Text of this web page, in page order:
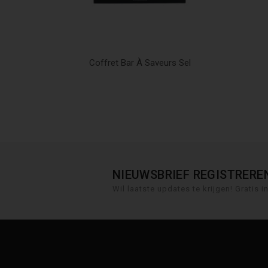
Coffret Bar À Saveurs Sel
NIEUWSBRIEF